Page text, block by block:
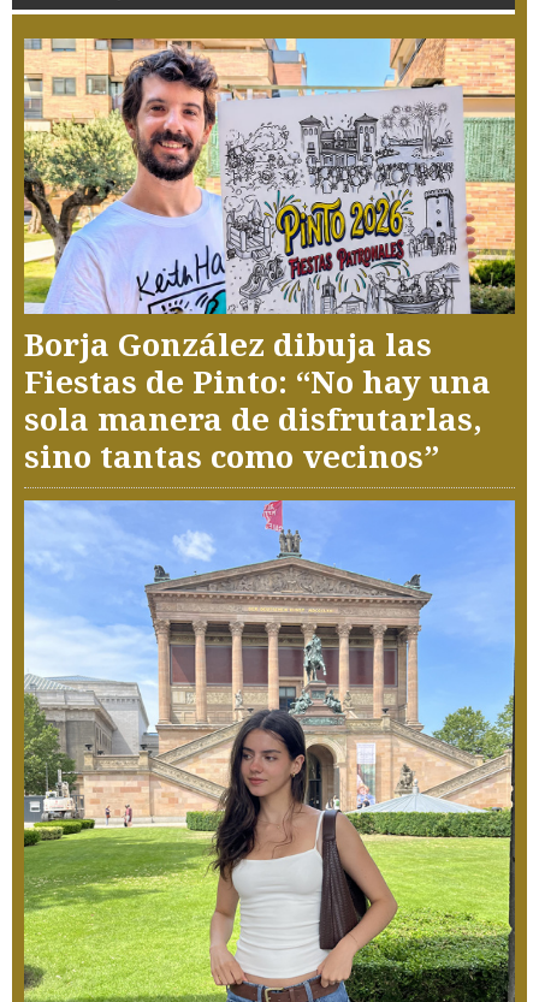
Borja González dibuja las
Fiestas de Pinto: “No hay una
sola manera de disfrutarlas,
sino tantas como vecinos”